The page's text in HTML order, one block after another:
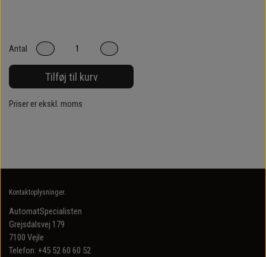
Antal
Tilføj til kurv
Priser er ekskl. moms
Kontaktoplysninger.
AutomatSpecialisten
Grejsdalsvej 179
7100 Vejle
Telefon: +45 52 60 60 52